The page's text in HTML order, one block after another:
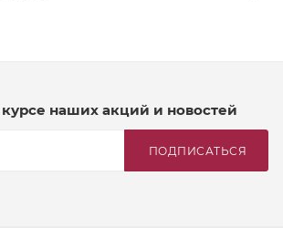
курсе наших акций и новостей
ПОДПИСАТЬСЯ